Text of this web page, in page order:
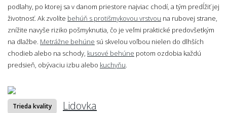
podlahy, po ktorej sa v danom priestore najviac chodí, a tým predĺžiť jej
životnosť. Ak zvolíte behúň s protišmykovou vrstvou na rubovej strane,
znížite navyše riziko pošmyknutia, čo je veľmi praktické predovšetkým
na dlažbe. Metrážne behúne sú skvelou voľbou nielen do dlhších
chodieb alebo na schody, kusové behúne potom ozdobia každú
predsieň, obývaciu izbu alebo kuchyňu
Trieda kvality Lidovka